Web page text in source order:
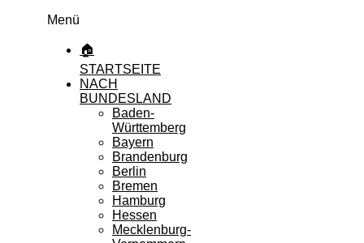
Menü
🏠
STARTSEITE
NACH
BUNDESLAND
Baden-
Württemberg
Bayern
Brandenburg
Berlin
Bremen
Hamburg
Hessen
Mecklenburg-